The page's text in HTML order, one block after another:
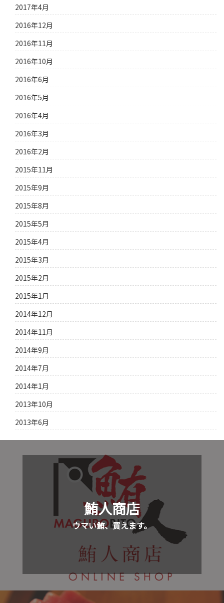
2017年4月
2016年12月
2016年11月
2016年10月
2016年6月
2016年5月
2016年4月
2016年3月
2016年2月
2015年11月
2015年9月
2015年8月
2015年5月
2015年4月
2015年3月
2015年2月
2015年1月
2014年12月
2014年11月
2014年9月
2014年7月
2014年1月
2013年10月
2013年6月
鮪人商店
ウマい鮪、買えます。